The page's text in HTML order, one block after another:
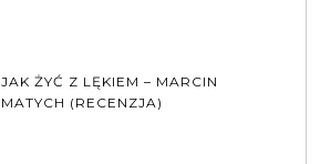
JAK ŻYĆ Z LĘKIEM – MARCIN
MATYCH (RECENZJA)